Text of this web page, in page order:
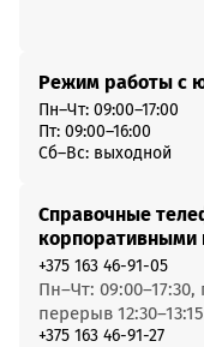
Режим работы с
Пн–Чт: 09:00–17:00
Пт: 09:00–16:00
Сб–Вс: выходной
Справочные
корпоративными
+375 163 46-91-05
Пн–Чт: 09:00–17:30,
перерыв
+375 163 46-91-27